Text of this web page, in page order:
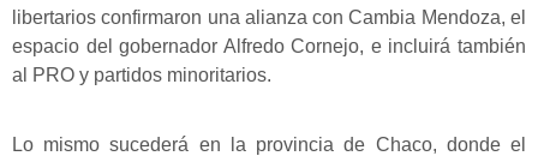
libertarios confirmaron una alianza con Cambia Mendoza, el
espacio del gobernador Alfredo Cornejo, e incluirá también
al PRO y partidos minoritarios.
Lo mismo sucederá en la provincia de Chaco, donde el